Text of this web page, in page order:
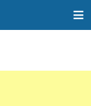
≡
<strong> <br>